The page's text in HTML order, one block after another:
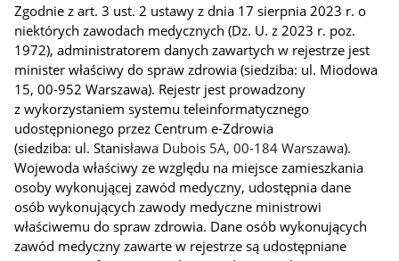
Zgodnie z art. 3 ust. 2 ustawy z dnia 17 sierpnia 2023 r. o
niektórych zawodach medycznych (Dz. U. z 2023 r. poz.
1972), administratorem danych zawartych w rejestrze jest
minister właściwy do spraw zdrowia (siedziba: ul. Miodowa
15, 00-952 Warszawa). Rejestr jest prowadzony
z wykorzystaniem systemu teleinformatycznego
udostępnionego przez Centrum e-Zdrowia
(siedziba: ul. Stanisława Dubois 5A, 00-184 Warszawa).
Wojewoda właściwy ze względu na miejsce zamieszkania
osoby wykonującej zawód medyczny, udostępnia dane
osób wykonujących zawody medyczne ministrowi
właściwemu do spraw zdrowia. Dane osób wykonujących
zawód medyczny zawarte w rejestrze są udostępniane